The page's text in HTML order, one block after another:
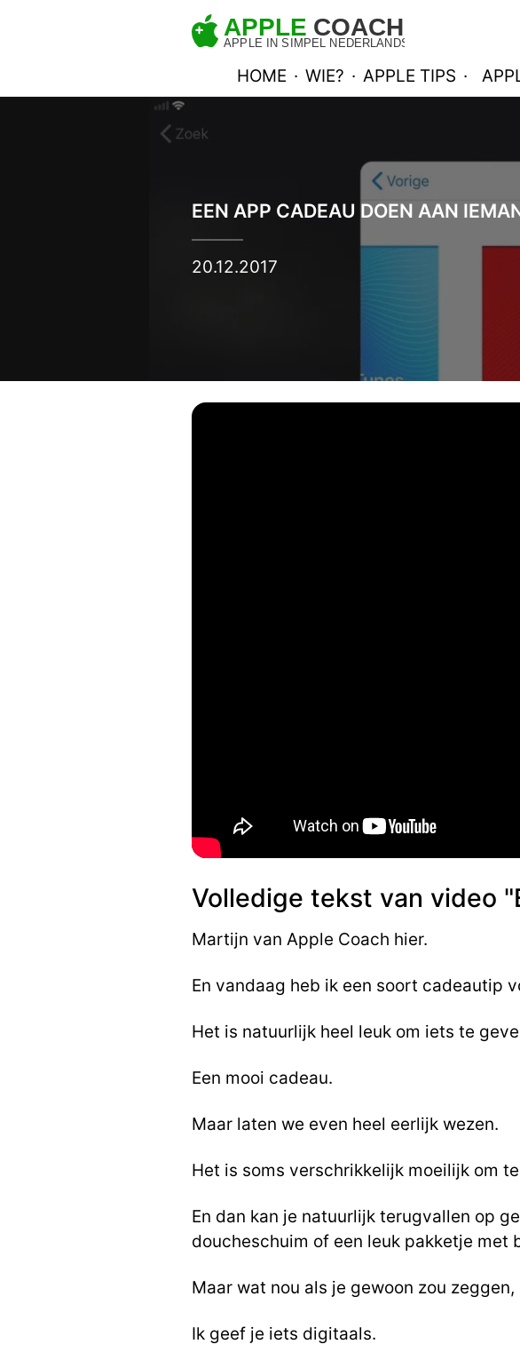
HOME · WIE? · APPLE TIPS ·
EEN APP CADEAU DOEN AAN
20.12.2017
Volledige tekst van video
Martijn van Apple Coach hier.
En vandaag heb ik een soort cadeautip
Het is natuurlijk heel leuk om iets te
Een mooi cadeau.
Maar laten we even heel eerlijk wezen.
Het is soms verschrikkelijk moeilijk om
En dan kan je natuurlijk terugvallen op
doucheschuim of een leuk pakketje met
Maar wat nou als je gewoon zou zeggen,
Ik geef je iets digitaals.